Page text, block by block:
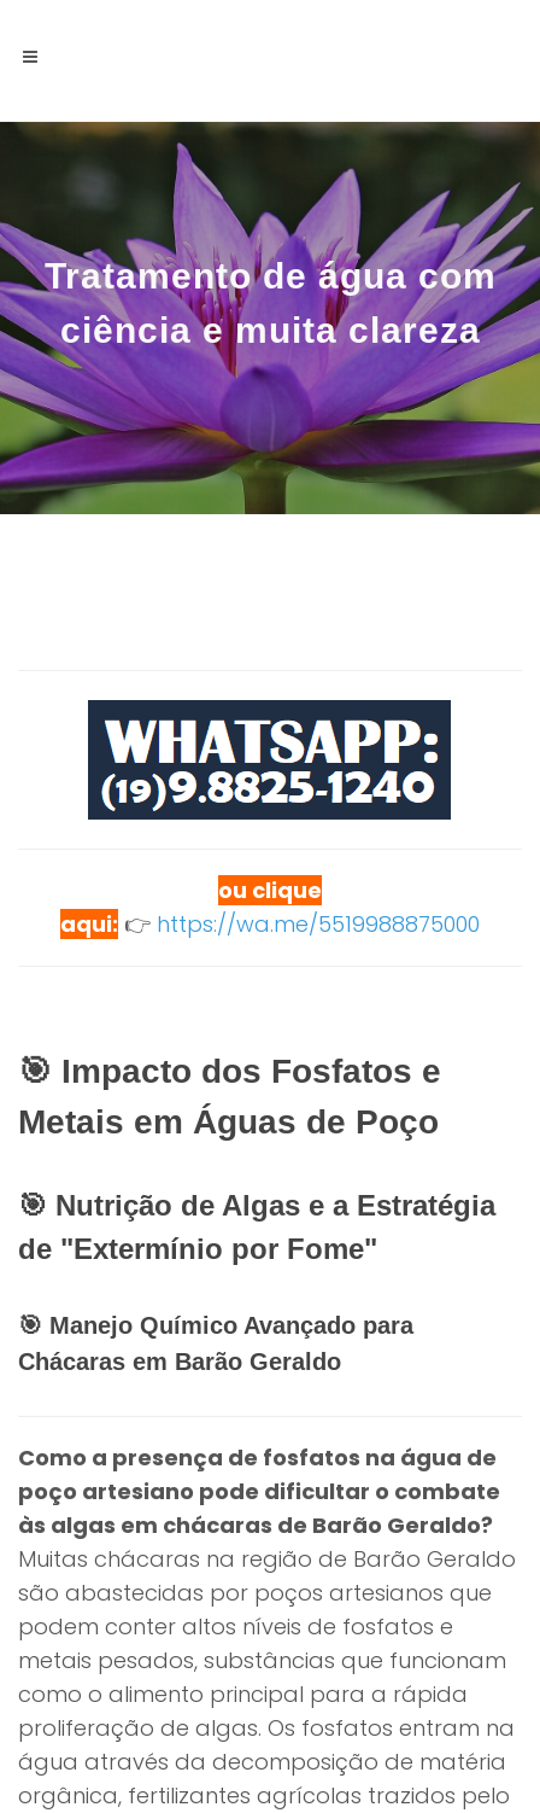
Tratamento de água com
ciência e muita clareza
ou clique
aqui: 👉 https://wa.me/5519988875000
🎯 Impacto dos Fosfatos e
Metais em Águas de Poço
🎯 Nutrição de Algas e a Estratégia
de "Extermínio por Fome"
🎯 Manejo Químico Avançado para
Chácaras em Barão Geraldo
Como a presença de fosfatos na água de
poço artesiano pode dificultar o combate
às algas em chácaras de Barão Geraldo?
Muitas chácaras na região de Barão Geraldo
são abastecidas por poços artesianos que
podem conter altos níveis de fosfatos e
metais pesados, substâncias que funcionam
como o alimento principal para a rápida
proliferação de algas. Os fosfatos entram na
água através da decomposição de matéria
orgânica, fertilizantes agrícolas trazidos pelo